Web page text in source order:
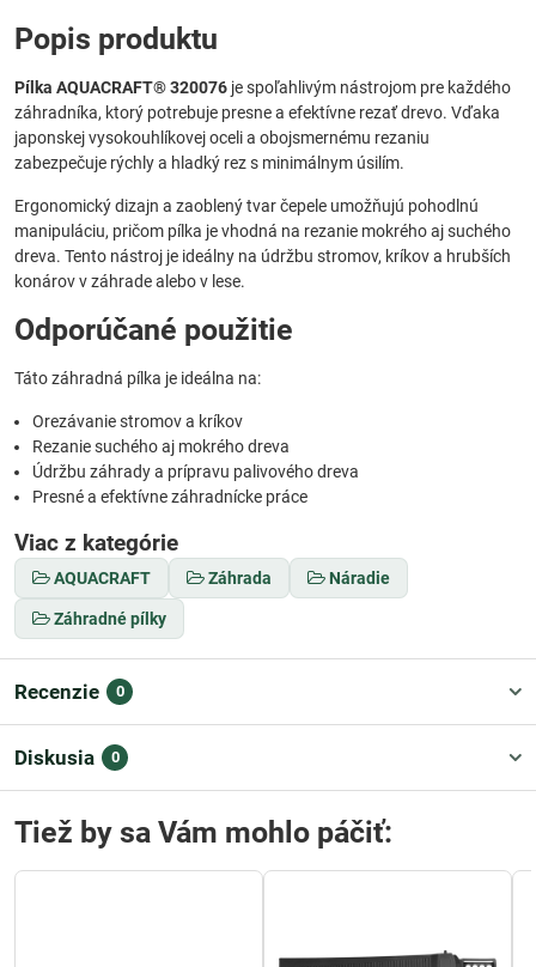
Popis produktu
Pílka AQUACRAFT® 320076 je spoľahlivým nástrojom pre každého
záhradníka, ktorý potrebuje presne a efektívne rezať drevo. Vďaka
japonskej vysokouhlíkovej oceli a obojsmernému rezaniu
zabezpečuje rýchly a hladký rez s minimálnym úsilím.
Ergonomický dizajn a zaoblený tvar čepele umožňujú pohodlnú
manipuláciu, pričom pílka je vhodná na rezanie mokrého aj suchého
dreva. Tento nástroj je ideálny na údržbu stromov, kríkov a hrubších
konárov v záhrade alebo v lese.
Odporúčané použitie
Táto záhradná pílka je ideálna na:
Orezávanie stromov a kríkov
Rezanie suchého aj mokrého dreva
Údržbu záhrady a prípravu palivového dreva
Presné a efektívne záhradnícke práce
Viac z kategórie
AQUACRAFT Záhrada Náradie
Záhradné pílky
Recenzie 0
Diskusia 0
Tiež by sa Vám mohlo páčiť: